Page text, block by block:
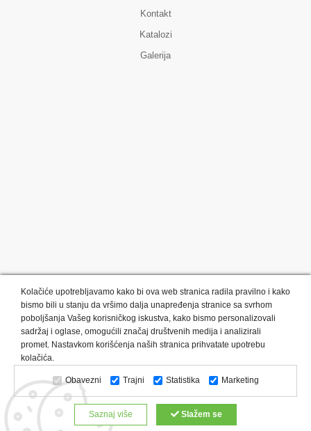
Kontakt
Katalozi
Galerija
Kategorije proizvoda: Olovke i markeri
Privesci i trakice
Upaljači
USB Tehnologija Tekstil
Kačketi i kape
Notesi i rokovnici
Kancelarija Satovi
Kišobrani
Torbe i putovanja
Kuhinjski setovi
Alati i oprema
Relaksacija, lepota i zdravlje
Kalendari
Custom proizvodi
Kolačiće upotrebljavamo kako bi ova web stranica radila pravilno i kako
bismo bili u stanju da vršimo dalja unapređenja stranice sa svrhom
poboljšanja Vašeg korisničkog iskustva, kako bismo personalizovali
sadržaj i oglase, omogućili značaj društvenih medija i analizirali
promet. Nastavkom korišćenja naših stranica prihvatate upotrebu
kolačića.
Obavezni Trajni Statistika Marketing
Saznaj više Slažem se